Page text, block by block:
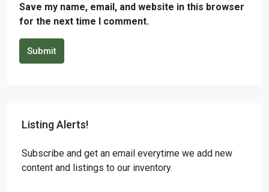
Save my name, email, and website in this browser
for the next time I comment.
Submit
Listing Alerts!
Subscribe and get an email everytime we add new
content and listings to our inventory.